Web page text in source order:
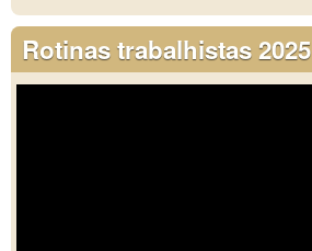
Rotinas trabalhistas 2025